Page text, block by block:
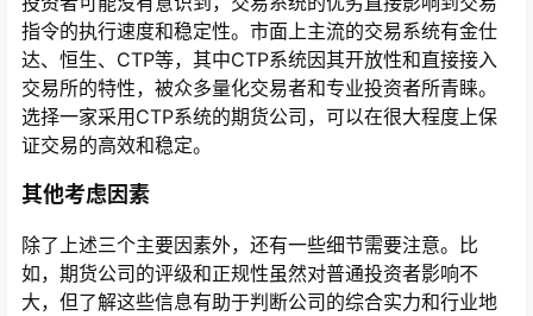
指令的执行速度和稳定性。市面上主流的交易系统有金仕
达、恒生、CTP等，其中CTP系统因其开放性和直接接入
交易所的特性，被众多量化交易者和专业投资者所青睐。
选择一家采用CTP系统的期货公司，可以在很大程度上保
证交易的高效和稳定。
其他考虑因素
除了上述三个主要因素外，还有一些细节需要注意。比
如，期货公司的评级和正规性虽然对普通投资者影响不
大，但了解这些信息有助于判断公司的综合实力和行业地